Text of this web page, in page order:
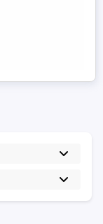
de munca
de proba) cu
. Program de